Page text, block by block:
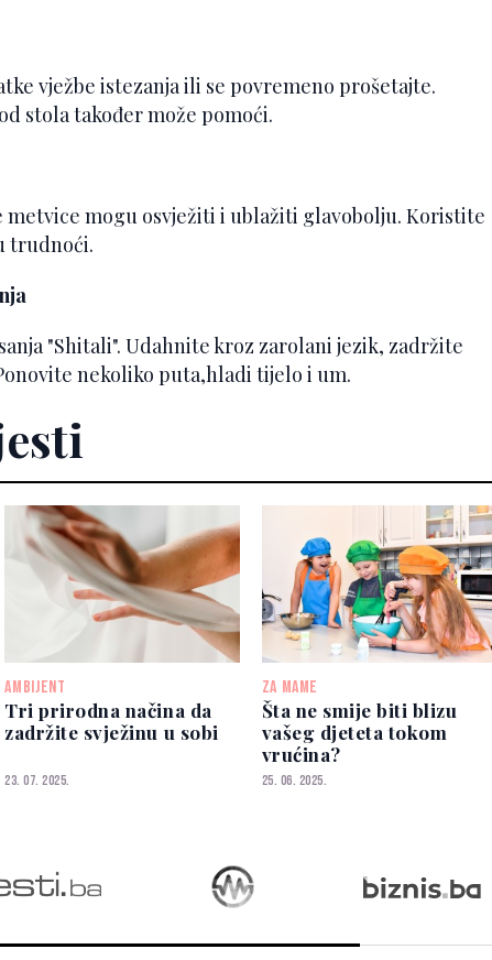
vježbe istezanja ili se povremeno prošetajte.
stola također može pomoći.
mogu osvježiti i ublažiti glavobolju. Koristite
trudnoći.
"Shitali". Udahnite kroz zarolani jezik, zadržite
nekoliko puta,hladi tijelo i um.
AMBIJENT
Tri prirodna načina da
zadržite svježinu u sobi
23. 07. 2025.
ZA MAME
Šta ne smije biti blizu
vašeg djeteta tokom
vrućina?
25. 06. 2025.